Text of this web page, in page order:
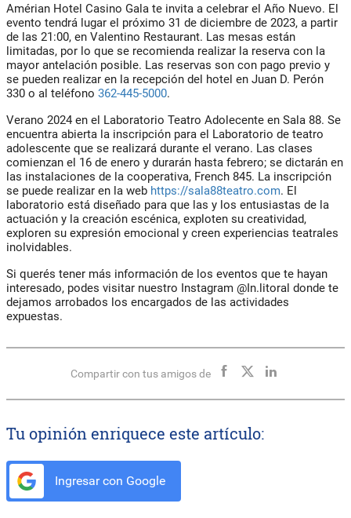
Amérian Hotel Casino Gala te invita a celebrar el Año Nuevo. El
evento tendrá lugar el próximo 31 de diciembre de 2023, a partir
de las 21:00, en Valentino Restaurant. Las mesas están
limitadas, por lo que se recomienda realizar la reserva con la
mayor antelación posible. Las reservas son con pago previo y
se pueden realizar en la recepción del hotel en Juan D. Perón
330 o al teléfono 362-445-5000.
Verano 2024 en el Laboratorio Teatro Adolecente en Sala 88. Se
encuentra abierta la inscripción para el Laboratorio de teatro
adolescente que se realizará durante el verano. Las clases
comienzan el 16 de enero y durarán hasta febrero; se dictarán en
las instalaciones de la cooperativa, French 845. La inscripción
se puede realizar en la web https://sala88teatro.com. El
laboratorio está diseñado para que las y los entusiastas de la
actuación y la creación escénica, exploten su creatividad,
exploren su expresión emocional y creen experiencias teatrales
inolvidables.
Si querés tener más información de los eventos que te hayan
interesado, podes visitar nuestro Instagram @In.litoral donde te
dejamos arrobados los encargados de las actividades
expuestas.
Compartir con tus amigos de
Tu opinión enriquece este artículo:
Ingresar con Google